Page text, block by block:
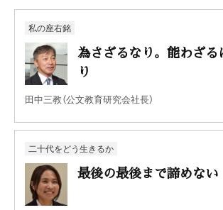
私の座右銘
為さざるなり。能わざる
り
田中三教（公文教育研究会社長）
二十代をどう生きるか
最後の最後まで諦めない